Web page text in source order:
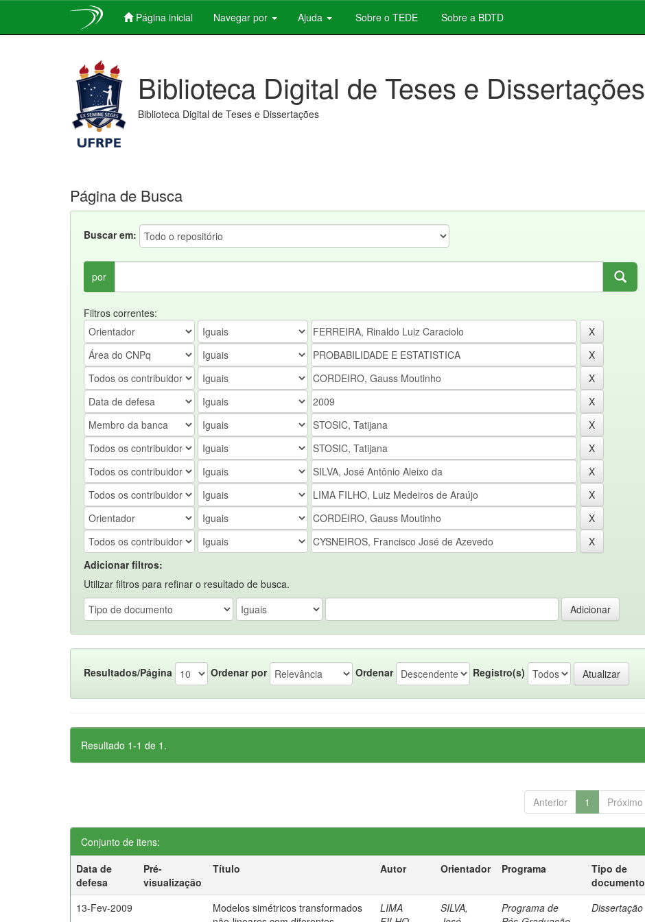
Página inicial Navegar por Ajuda Sobre o TEDE Sobre a BDTD
Biblioteca Digital de Teses e Dissertações
Biblioteca Digital de Teses e Dissertações
Página de Busca
Buscar em:
por
Filtros correntes:
Adicionar filtros:
Utilizar filtros para refinar o resultado de busca.
Resultados/Página Ordenar por Ordenar Registro(s)
Resultado 1-1 de 1.
Anterior 1 Próximo
Conjunto de itens:
Data de
defesa
Pré-
visualização
Título Autor Orientador Programa
Tipo de
documento
13-Fev-2009
Modelos simétricos transformados
LIMA
SILVA,
Programa de
Dissertação